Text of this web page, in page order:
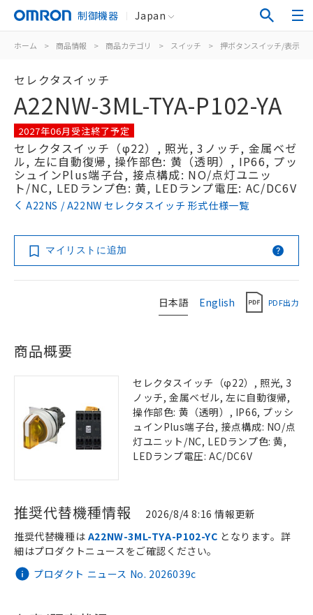
制御機器 Japan
ホーム > 商品情報 > 商品カテゴリ > スイッチ > 押ボタンスイッチ/表示灯
セレクタスイッチ
A22NW-3ML-TYA-P102-YA
2027年06月受注終了予定
セレクタスイッチ（φ22）, 照光, 3ノッチ, 金属ベゼ
ル, 左に自動復帰, 操作部色: 黄（透明）, IP66, プッ
シュインPlus端子台, 接点構成: NO/点灯ユニッ
ト/NC, LEDランプ色: 黄, LEDランプ電圧: AC/DC6V
A22NS / A22NW セレクタスイッチ 形式仕様一覧
マイリストに追加
日本語 English PDF出力
商品概要
セレクタスイッチ（φ22）, 照光, 3
ノッチ, 金属ベゼル, 左に自動復帰,
操作部色: 黄（透明）, IP66, プッシ
ュインPlus端子台, 接点構成: NO/点
灯ユニット/NC, LEDランプ色: 黄,
LEDランプ電圧: AC/DC6V
推奨代替機種情報 2026/8/4 8:16 情報更新
プロダクト ニュース No. 2026039c
推奨代替機種は A22NW-3ML-TYA-P102-YC となります。詳
細はプロダクトニュースをご確認ください。